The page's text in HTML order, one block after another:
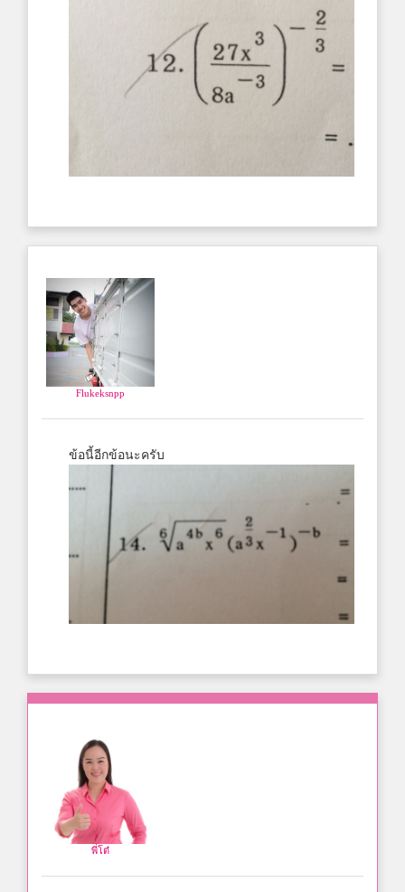
Flukeksnpp
ข้อนี้อีกข้อนะครับ
พี่โต๋